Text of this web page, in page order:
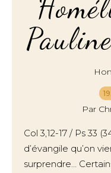
Par
Col 3,12-17 / Ps 33
d’évangile qu’on
surprendre…